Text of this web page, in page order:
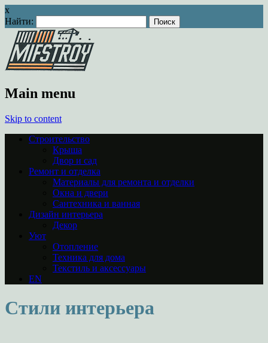
x
Найти:
Main menu
Skip to content
Строительство
Крыша
Двор и сад
Ремонт и отделка
Материалы для ремонта и отделки
Окна и двери
Сантехника и ванная
Дизайн интерьера
Декор
Уют
Отопление
Техника для дома
Текстиль и аксессуары
EN
Стили интерьера